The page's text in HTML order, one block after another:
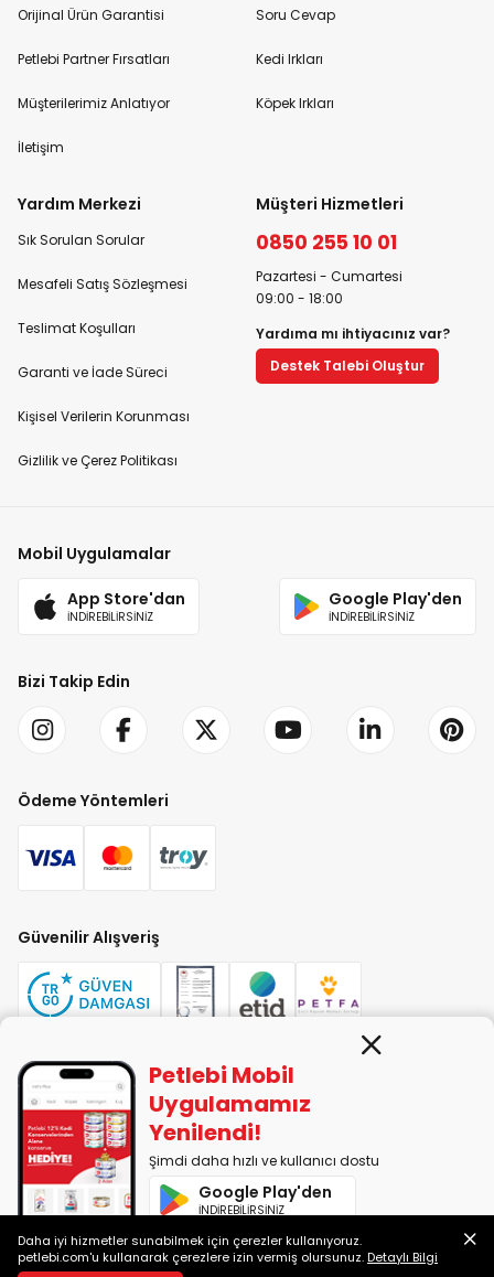
Orijinal Ürün Garantisi
Petlebi Partner Fırsatları
Müşterilerimiz Anlatıyor
İletişim
Soru Cevap
Kedi Irkları
Köpek Irkları
Yardım Merkezi
Sık Sorulan Sorular
Mesafeli Satış Sözleşmesi
Teslimat Koşulları
Garanti ve İade Süreci
Kişisel Verilerin Korunması
Gizlilik ve Çerez Politikası
Müşteri Hizmetleri
0850 255 10 01
Pazartesi - Cumartesi
09:00 - 18:00
Yardıma mı ihtiyacınız var?
Destek Talebi Oluştur
Mobil Uygulamalar
App Store'dan
İNDİREBİLİRSİNİZ
Google Play'den
İNDİREBİLİRSİNİZ
Bizi Takip Edin
Ödeme Yöntemleri
Güvenilir Alışveriş
PETLEBİ EVCİL HAYVAN ÜRÜNLERİ PAZ. SAN. TİC. LTD. ŞTİ. Alaşarköy Mah.
1. Alaşar Cad. No: 9 Osmangazi/Bursa
7290599225 vergi numarasıyla Uludağ Vergi Dairesi'ne bağlıdır.
2014-2026 © petlebi.com v11.89.0
Bursa'da sevgiyle yapıldı.
Petlebi Mobil
Uygulamamız
Yenilendi!
Şimdi daha hızlı ve kullanıcı dostu
Google Play'den
İNDİREBİLİRSİNİZ
App Store'dan
Daha iyi hizmetler sunabilmek için çerezler kullanıyoruz.
petlebi.com'u kullanarak çerezlere izin vermiş olursunuz.Detaylı Bilgi